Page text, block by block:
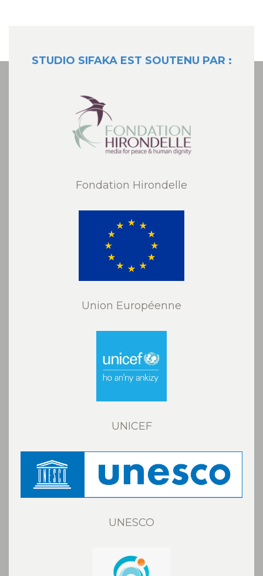
STUDIO SIFAKA EST SOUTENU PAR :
Fondation Hirondelle
Union Européenne
UNICEF
UNESCO